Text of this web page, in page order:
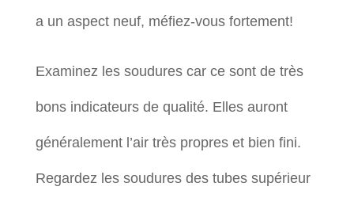
a un aspect neuf, méfiez-vous fortement!
Examinez les soudures car ce sont de très
bons indicateurs de qualité. Elles auront
généralement l’air très propres et bien fini.
Regardez les soudures des tubes supérieur